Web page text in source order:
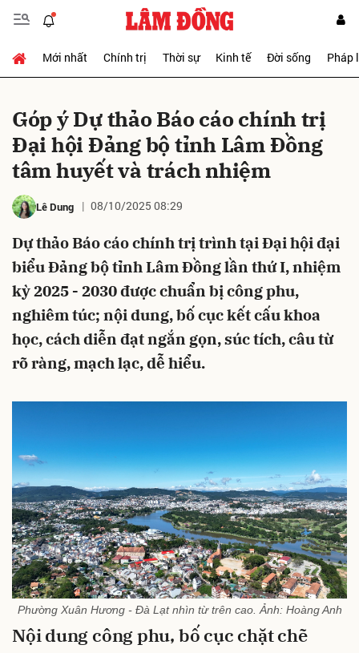
Mới nhất Chính trị Thời sự Kinh tế Đời sống Pháp
Góp ý ​​Dự thảo Báo cáo chính trị
Đại hội Đảng bộ tỉnh Lâm Đồng
tâm huyết và trách nhiệm
Lê Dung 08/10/2025 08:29
Dự thảo Báo cáo chính trị trình tại Đại hội đại
biểu Đảng bộ tỉnh Lâm Đồng lần thứ I, nhiệm
kỳ 2025 - 2030 được chuẩn bị công phu,
nghiêm túc; nội dung, bố cục kết cấu khoa
học, cách diễn đạt ngắn gọn, súc tích, câu từ
rõ ràng, mạch lạc, dễ hiểu.
Phường Xuân Hương - Đà Lạt nhìn từ trên cao. Ảnh: Hoàng Anh
Nội dung công phu, bố cục chặt chẽ
Gửi bình luận
Hủy Gửi